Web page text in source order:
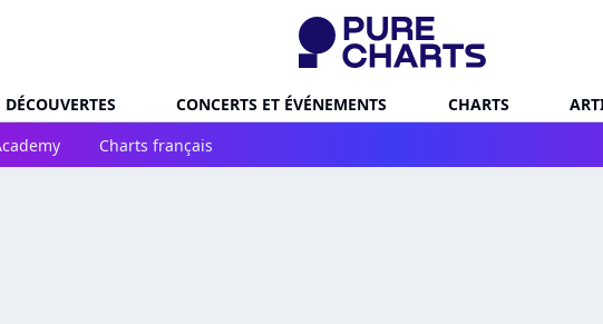
DÉCOUVERTES CONCERTS ET ÉVÉNEMENTS CHARTS
Charts français